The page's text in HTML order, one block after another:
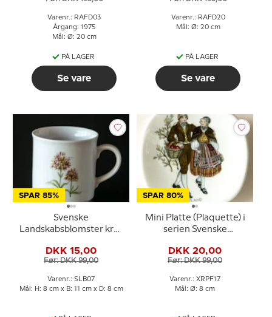
Varenr.: RAFD03
Årgang: 1975
Mål: Ø: 20 cm
PÅ LAGER
Se vare
Varenr.: RAFD20
Mål: Ø: 20 cm
PÅ LAGER
Se vare
SPAR 85%
Svenske
Landskabsblomster krus
DKK 15,00
Før: DKK 99,00
Varenr.: SLB07
Mål: H: 8 cm x B: 11 cm x D: 8 cm
SPAR 80%
Mini Platte (Plaquette) i
serien Svenske
Jämtland
DKK 20,00
Før: DKK 99,00
Varenr.: XRPF17
Mål: Ø: 8 cm